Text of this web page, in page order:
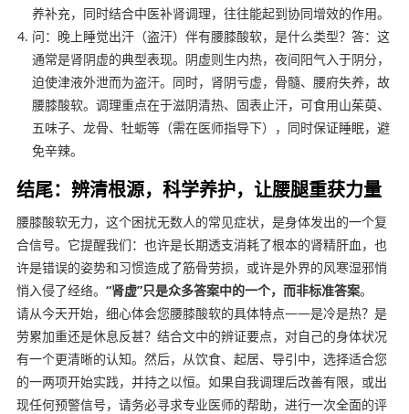
养补充，同时结合中医补肾调理，往往能起到协同增效的作用。
问：晚上睡觉出汗（盗汗）伴有腰膝酸软，是什么类型？答：这
通常是肾阴虚的典型表现。阴虚则生内热，夜间阳气入于阴分，
迫使津液外泄而为盗汗。同时，肾阴亏虚，骨髓、腰府失养，故
腰膝酸软。调理重点在于滋阴清热、固表止汗，可食用山茱萸、
五味子、龙骨、牡蛎等（需在医师指导下），同时保证睡眠，避
免辛辣。
结尾：辨清根源，科学养护，让腰腿重获力量
腰膝酸软无力，这个困扰无数人的常见症状，是身体发出的一个复
合信号。它提醒我们：也许是长期透支消耗了根本的肾精肝血，也
许是错误的姿势和习惯造成了筋骨劳损，或许是外界的风寒湿邪悄
悄入侵了经络。 “肾虚”只是众多答案中的一个，而非标准答案。
请从今天开始，细心体会您腰膝酸软的具体特点——是冷是热？是
劳累加重还是休息反甚？结合文中的辨证要点，对自己的身体状况
有一个更清晰的认知。然后，从饮食、起居、导引中，选择适合您
的一两项开始实践，并持之以恒。如果自我调理后改善有限，或出
现任何预警信号，请务必寻求专业医师的帮助，进行一次全面的评